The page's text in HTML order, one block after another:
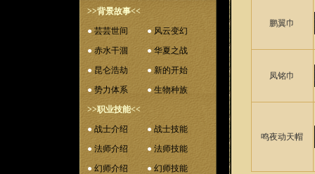
>>背景故事<<
● 芸芸世间 ● 风云变幻
● 赤水干涸 ● 华夏之战
● 昆仑浩劫 ● 新的开始
● 势力体系 ● 生物种族
>>职业技能<<
● 战士介绍 ● 战士技能
● 法师介绍 ● 法师技能
● 幻师介绍 ● 幻师技能
鹏翼巾
凤铭巾
鸣夜动天帽